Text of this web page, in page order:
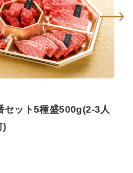
セット5種盛500g(2-3人
)